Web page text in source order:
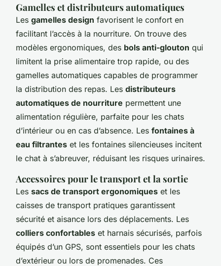
Gamelles et distributeurs automatiques
Les gamelles design favorisent le confort en
facilitant l’accès à la nourriture. On trouve des
modèles ergonomiques, des bols anti-glouton qui
limitent la prise alimentaire trop rapide, ou des
gamelles automatiques capables de programmer
la distribution des repas. Les distributeurs
automatiques de nourriture permettent une
alimentation régulière, parfaite pour les chats
d’intérieur ou en cas d’absence. Les fontaines à
eau filtrantes et les fontaines silencieuses incitent
le chat à s’abreuver, réduisant les risques urinaires.
Accessoires pour le transport et la sortie
Les sacs de transport ergonomiques et les
caisses de transport pratiques garantissent
sécurité et aisance lors des déplacements. Les
colliers confortables et harnais sécurisés, parfois
équipés d’un GPS, sont essentiels pour les chats
d’extérieur ou lors de promenades. Ces